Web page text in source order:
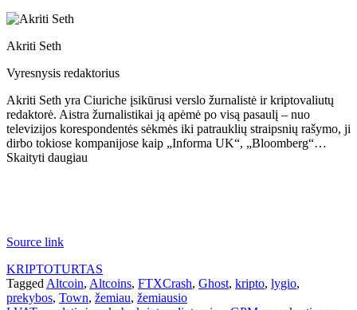
Akriti Seth
Vyresnysis redaktorius
Akriti Seth yra Ciuriche įsikūrusi verslo žurnalistė ir kriptovaliutų
redaktorė. Aistra žurnalistikai ją apėmė po visą pasaulį – nuo ​​
televizijos korespondentės sėkmės iki patrauklių straipsnių rašymo, ji
dirbo tokiose kompanijose kaip „Informa UK“, „Bloomberg“…
Skaityti daugiau
Source link
KRIPTOTURTAS
TaggedAltcoin, Altcoins, FTXCrash, Ghost, kripto, lygio,
prekybos, Town, žemiau, žemiausio